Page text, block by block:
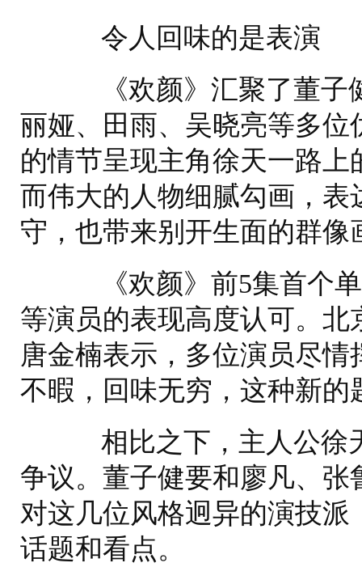
令人回味的是表演
《欢颜》汇聚了董子
丽娅、田雨、吴晓亮等多
的情节呈现主角徐天一路
而伟大的人物细腻勾画，
守，也带来别开生面的群像
《欢颜》前5集首个单
等演员的表现高度认可。
唐金楠表示，多位演员尽
不暇，回味无穷，这种新
相比之下，主人公徐
争议。董子健要和廖凡、
对这几位风格迥异的演技派
话题和看点。